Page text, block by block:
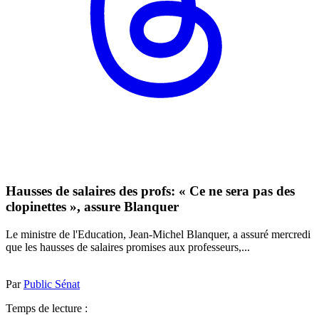
Hausses de salaires des profs: « Ce ne sera pas des
clopinettes », assure Blanquer
Le ministre de l'Education, Jean-Michel Blanquer, a assuré mercredi
que les hausses de salaires promises aux professeurs,...
ParPublic Sénat
Temps de lecture :